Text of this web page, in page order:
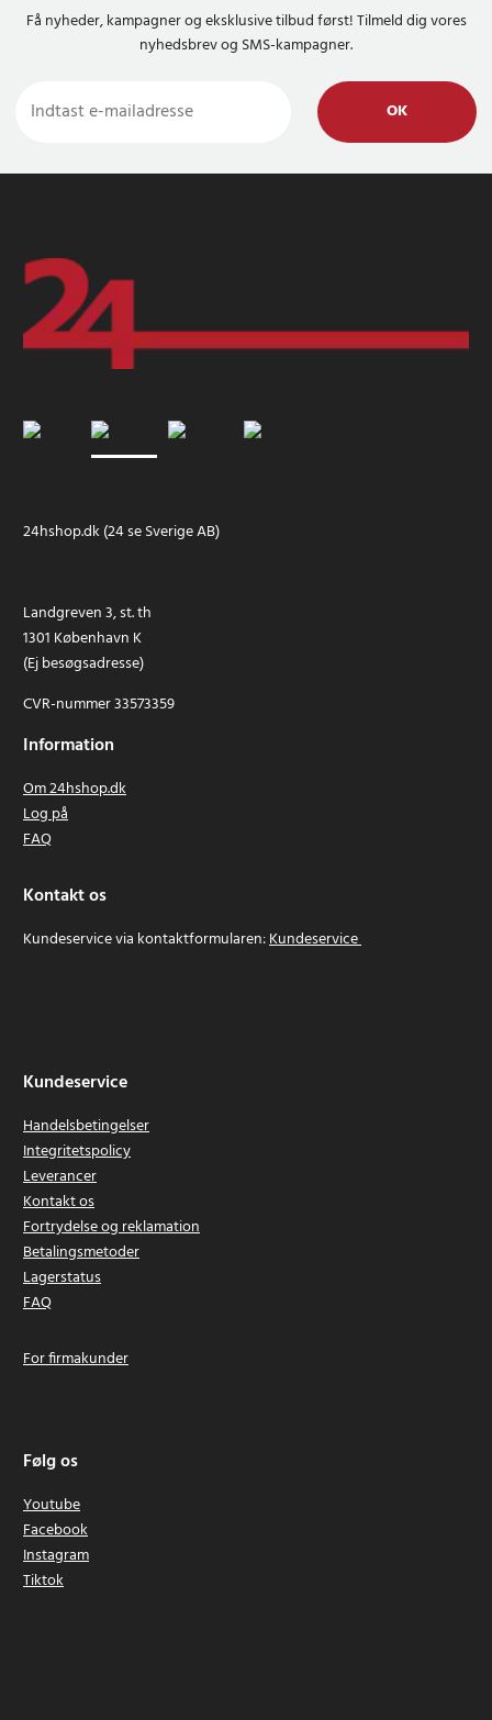
Få nyheder, kampagner og eksklusive tilbud først! Tilmeld dig vores
nyhedsbrev og SMS-kampagner.
OK
24hshop.dk (24 se Sverige AB)
Landgreven 3, st. th
1301 København K
(Ej besøgsadresse)
CVR-nummer 33573359
Information
Om 24hshop.dk
Log på
FAQ
Kontakt os
Kundeservice via kontaktformularen:Kundeservice
Kundeservice
Handelsbetingelser
Integritetspolicy
Leverancer
Kontakt os
Fortrydelse og reklamation
Betalingsmetoder
Lagerstatus
FAQ
For firmakunder
Følg os
Youtube
Facebook
Instagram
Tiktok